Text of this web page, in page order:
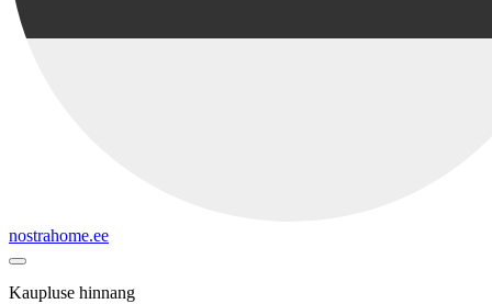
nostrahome.ee
Kaupluse hinnang